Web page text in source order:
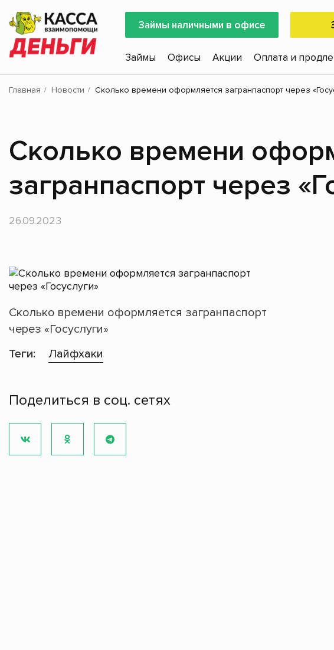
Займы наличными в офисе
Займы Офисы Акции Оплата и
Главная Новости Сколько времени оформляется загранпаспорт через
Сколько времени
загранпаспорт через
26.09.2023
Сколько времени оформляется загранпаспорт
через «Госуслуги»
Теги:
Лайфхаки
Поделиться в соц. сетях